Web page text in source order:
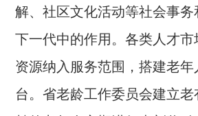
解、社区文化活动等社会事
下一代中的作用。各类人才
资源纳入服务范围，搭建老
台。省老龄工作委员会建立